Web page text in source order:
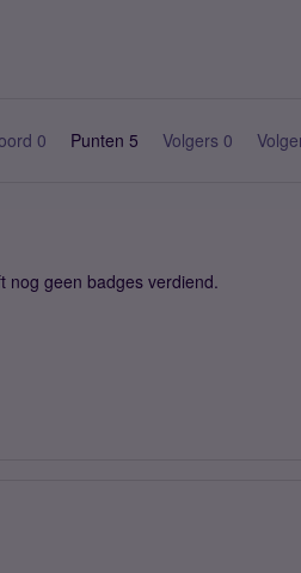
0 Punten 5 Volgers 0
nog geen badges verdiend.